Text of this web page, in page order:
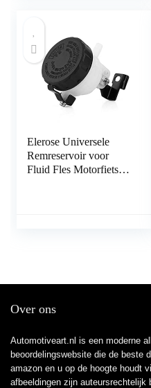
Elerose Universele
Remreservoir voor
Fluid Fles Motorfiets
Over ons
Automotiveart.nl is een moderne
beoordelingswebsite die de beste
amazon en u op de hoogte houdt
afbeeldingen zijn